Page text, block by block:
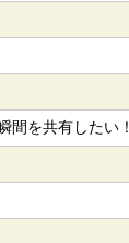
間を共有したい！